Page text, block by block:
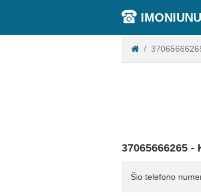
37065666265
Šio telefono